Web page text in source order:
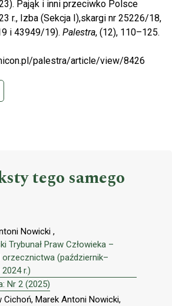
Pająk i inni przeciwko Polsce
r., Izba (Sekcja I),skargi nr 25226/18,
i 43949/19). Palestra, (12), 110–125.
palestra/article/view/8426
tego samego
Nowicki ,
Trybunał Praw Człowieka –
orzecznictwa (październik–
r.)
Nr 2 (2025)
Cichoń, Marek Antoni Nowicki,